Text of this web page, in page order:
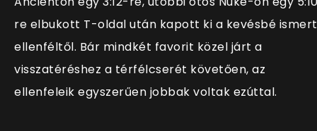
re elbukott T-oldal után kapott ki a kevésbé ismert
ellenféltől. Bár mindkét favorit közel járt a
visszatéréshez a térfélcserét követően, az
ellenfeleik egyszerűen jobbak voltak ezúttal.